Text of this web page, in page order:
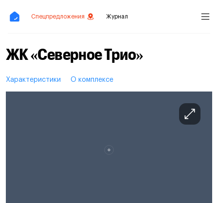
Спецпредложения Журнал
ЖК «Северное Трио»
Характеристики О комплексе